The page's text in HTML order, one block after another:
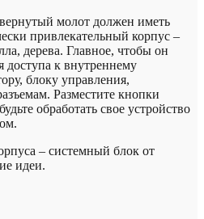
молот должен иметь
привлекательный корпус –
дерева. Главное, чтобы он
к внутреннему
блоку управления,
Разместите кнопки
обработать свое устройство
– системный блок от
идеи.